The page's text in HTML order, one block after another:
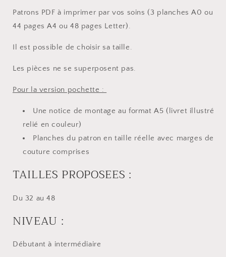
Patrons PDF à imprimer par vos soins (3 planches A0 ou
44 pages A4 ou 48 pages Letter).
Il est possible de choisir sa taille.
Les pièces ne se superposent pas.
Pour la version pochette :
Une notice de montage au format A5 (livret illustré
relié en couleur)
Planches du patron en taille réelle avec marges de
couture comprises
TAILLES PROPOSEES :
Du 32 au 48
NIVEAU :
Débutant à intermédiaire